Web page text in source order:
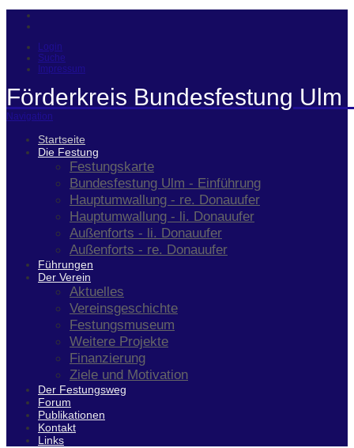
Login
Suche
Impressum
Förderkreis Bundesfestung Ulm
Navigation
Startseite
Die Festung
Festungskarte
Bundesfestung Ulm - Einführung
Hauptumwallung - re. Donauufer
Hauptumwallung - li. Donauufer
Außenforts - li. Donauufer
Außenforts - re. Donauufer
Führungen
Der Verein
Aktuelles
Vereinsgeschichte
Festungsmuseum
Weitere Projekte
Finanzierung
Ziele und Motivation
Der Festungsweg
Forum
Publikationen
Kontakt
Links